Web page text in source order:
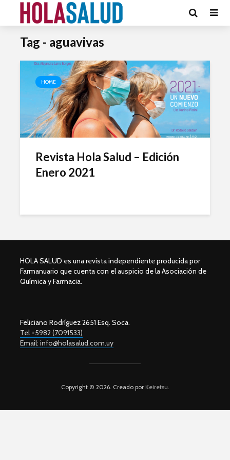
Tag - aguavivas
HOME
Revista Hola Salud – Edición
Enero 2021
HOLA SALUD es una revista independiente producida por
Farmanuario que cuenta con el auspicio de la Asociación de
Química y Farmacia.
Feliciano Rodríguez 2651 Esq. Soca.
Tel +5982 (7091533)
Email: info@holasalud.com.uy
Copyright © 2026. Creado porKeiretsu.